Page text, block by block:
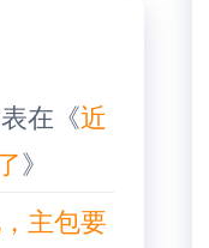
在《近
》
主包要